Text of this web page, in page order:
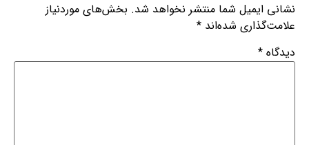
نشانی ایمیل شما منتشر نخواهد شد. بخش‌های موردنیاز
علامت‌گذاری شده‌اند *
دیدگاه *